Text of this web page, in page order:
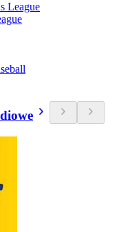
League